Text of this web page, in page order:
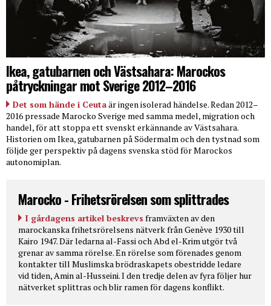
Ikea, gatubarnen och Västsahara: Marockos
påtryckningar mot Sverige 2012–2016
Det som hände i Ceutaär ingen isolerad händelse. Redan 2012–
2016 pressade Marocko Sverige med samma medel, migration och
handel, för att stoppa ett svenskt erkännande av Västsahara.
Historien om Ikea, gatubarnen på Södermalm och den tystnad som
följde ger perspektiv på dagens svenska stöd för Marockos
autonomiplan.
Marocko - Frihetsrörelsen som splittrades
I gårdagens artikel beskrevs framväxten av den
marockanska frihetsrörelsens nätverk från Genève 1930 till
Kairo 1947. Där ledarna al-Fassi och Abd el-Krim utgör två
grenar av samma rörelse. En rörelse som förenades genom
kontakter till Muslimska brödraskapets obestridde ledare
vid tiden, Amin al-Husseini. I den tredje delen av fyra följer hur
nätverket splittras och blir ramen för dagens konflikt.